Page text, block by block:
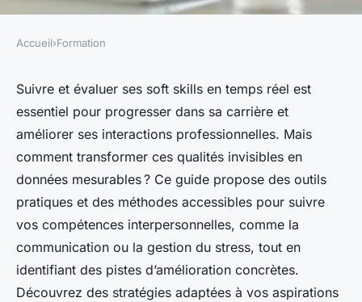
Suivre ses soft skills en temps
réel : un guide pratique
Sophie•6 mars 2025•11 min de lecture
Accueil›Formation
Suivre et évaluer ses soft skills en temps réel est
essentiel pour progresser dans sa carrière et
améliorer ses interactions professionnelles. Mais
comment transformer ces qualités invisibles en
données mesurables ? Ce guide propose des outils
pratiques et des méthodes accessibles pour suivre
vos compétences interpersonnelles, comme la
communication ou la gestion du stress, tout en
identifiant des pistes d’amélioration concrètes.
Découvrez des stratégies adaptées à vos aspirations